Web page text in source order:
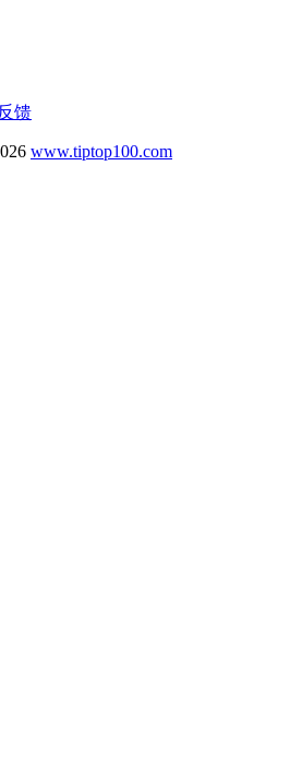
馈
www.tiptop100.com